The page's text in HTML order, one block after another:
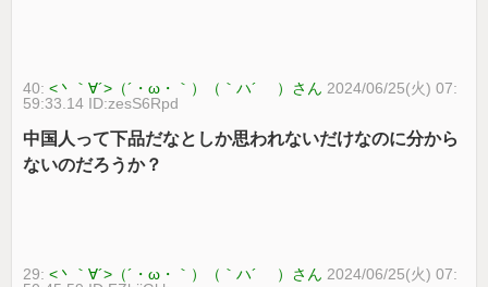
40:<丶｀∀´>（´・ω・｀）（｀ハ´ ）さん 2024/06/25(火) 07:
59:33.14 ID:zesS6Rpd
中国人って下品だなとしか思われないだけなのに分から
ないのだろうか？
29:<丶｀∀´>（´・ω・｀）（｀ハ´ ）さん 2024/06/25(火) 07: